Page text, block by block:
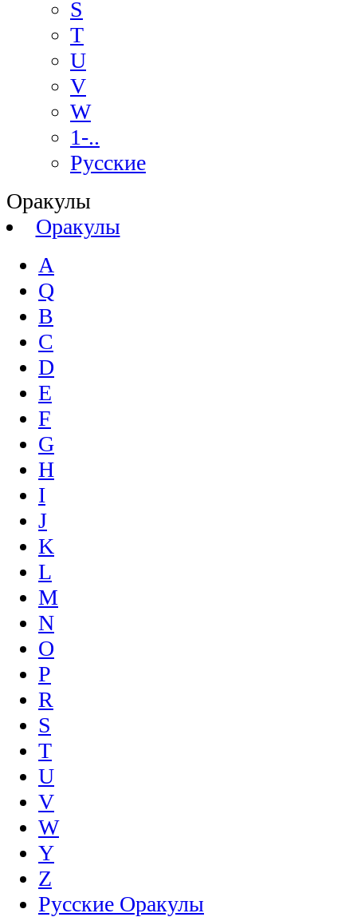
S
T
U
V
W
1-..
Русские
Оракулы
Оракулы
A
Q
B
C
D
E
F
G
H
I
J
K
L
M
N
O
P
R
S
T
U
V
W
Y
Z
Русские Оракулы